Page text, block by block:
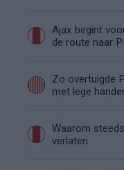
Ajax begint
de route naar
Zo overtuigde
met lege
Waarom
verlaten